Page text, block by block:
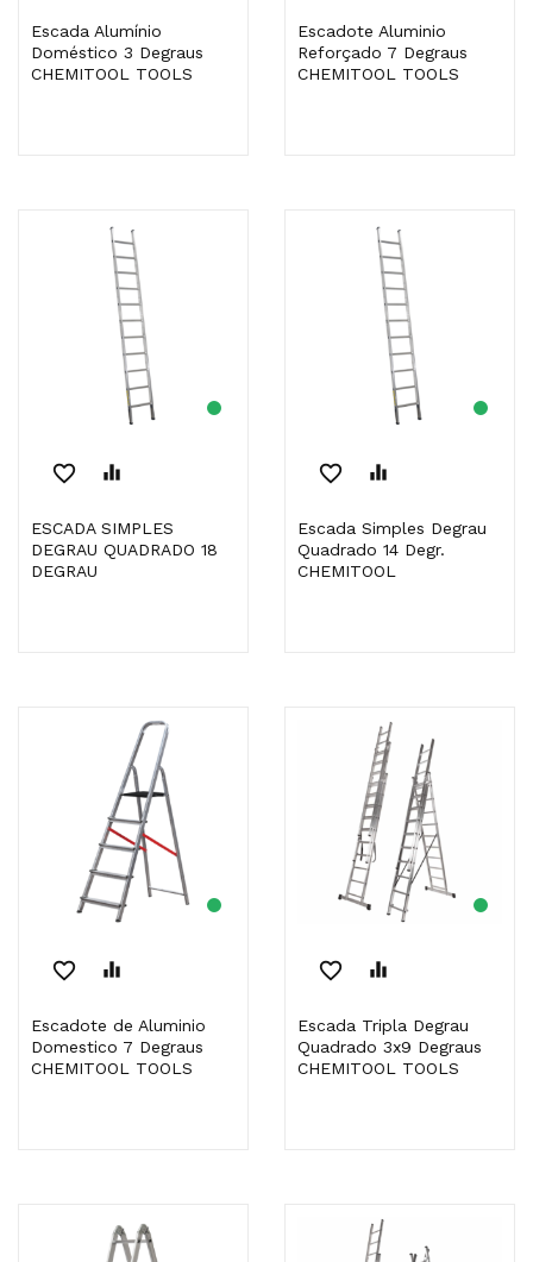
Escada Alumínio
Doméstico 3 Degraus
CHEMITOOL TOOLS
Escadote Aluminio
Reforçado 7 Degraus
CHEMITOOL TOOLS
favorite_border equalizer
ESCADA SIMPLES
DEGRAU QUADRADO 18
DEGRAU
favorite_border equalizer
Escada Simples Degrau
Quadrado 14 Degr.
CHEMITOOL
favorite_border equalizer
Escadote de Aluminio
Domestico 7 Degraus
CHEMITOOL TOOLS
favorite_border equalizer
Escada Tripla Degrau
Quadrado 3x9 Degraus
CHEMITOOL TOOLS